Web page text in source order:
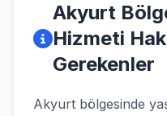
Akyurt
Hizmeti
Gerekenler
Akyurt bölgesinde